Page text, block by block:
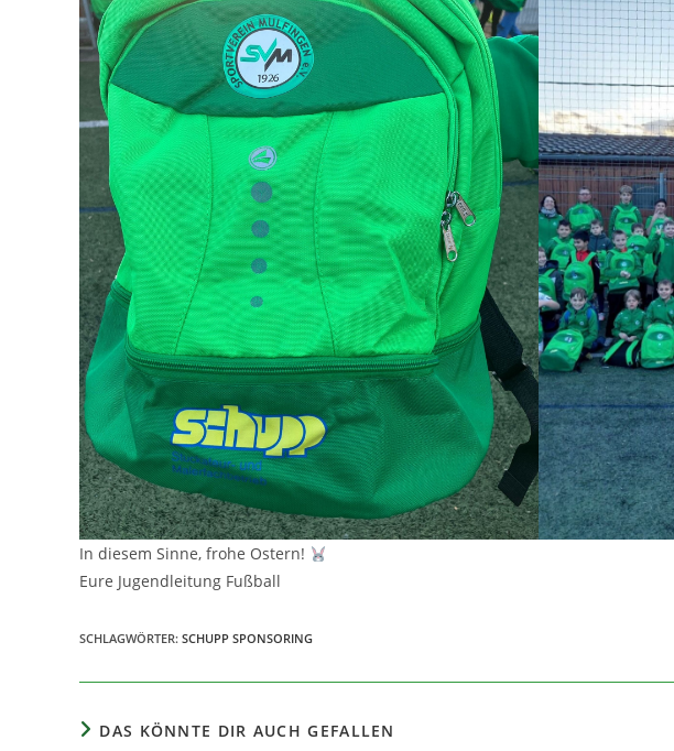
In diesem Sinne, frohe Ostern!
Eure Jugendleitung Fußball
SCHLAGWÖRTER: SCHUPP SPONSORING
DAS KÖNNTE DIR AUCH GEFALLEN